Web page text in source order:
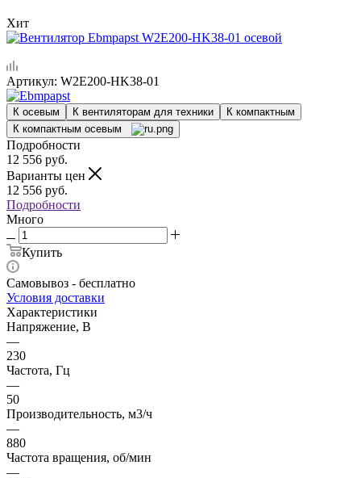
Хит
Артикул: W2E200-HK38-01
К осевым К вентиляторам для техники
К компактным
К компактным осевым
Подробности
12 556 руб.
Варианты цен
12 556 руб.
Подробности
Много
Купить
Самовывоз - бесплатно
Условия доставки
Характеристики
Напряжение, В
—
230
Частота, Гц
—
50
Производительность, м3/ч
—
880
Частота вращения, об/мин
—